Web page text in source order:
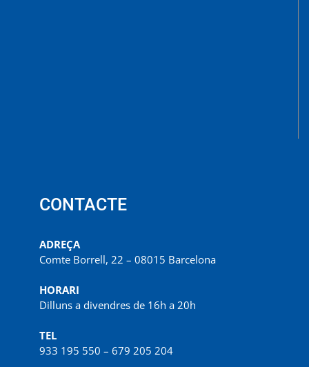
CONTACTE
ADREÇA
Comte Borrell, 22 – 08015 Barcelona
HORARI
Dilluns a divendres de 16h a 20h
TEL
933 195 550 – 679 205 204